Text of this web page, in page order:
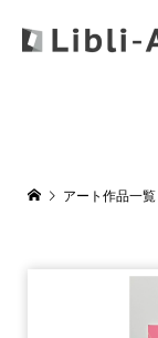
アート作品一覧